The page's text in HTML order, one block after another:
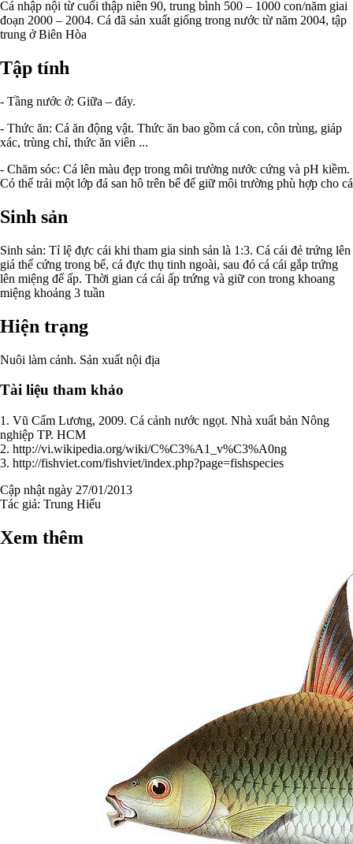
Cá nhập nội từ cuối thập niên 90, trung bình 500 – 1000 con/năm giai
đoạn 2000 – 2004. Cá đã sản xuất giống trong nước từ năm 2004, tập
trung ở Biên Hòa
Tập tính
- Tầng nước ở: Giữa – đáy.
- Thức ăn: Cá ăn động vật. Thức ăn bao gồm cá con, côn trùng, giáp
xác, trùng chỉ, thức ăn viên ...
- Chăm sóc: Cá lên màu đẹp trong môi trường nước cứng và pH kiềm.
Có thể trải một lớp đá san hô trên bể để giữ môi trường phù hợp cho cá
Sinh sản
Sinh sản: Tỉ lệ đực cái khi tham gia sinh sản là 1:3. Cá cái đẻ trứng lên
giá thể cứng trong bể, cá đực thụ tinh ngoài, sau đó cá cái gắp trứng
lên miệng để ấp. Thời gian cá cái ấp trứng và giữ con trong khoang
miệng khoảng 3 tuần
Hiện trạng
Nuôi làm cảnh. Sản xuất nội địa
Tài liệu tham khảo
1. Vũ Cẩm Lương, 2009. Cá cảnh nước ngọt. Nhà xuất bản Nông
nghiệp TP. HCM
2. http://vi.wikipedia.org/wiki/C%C3%A1_v%C3%A0ng
3. http://fishviet.com/fishviet/index.php?page=fishspecies
Cập nhật ngày 27/01/2013
Tác giả: Trung Hiếu
Xem thêm